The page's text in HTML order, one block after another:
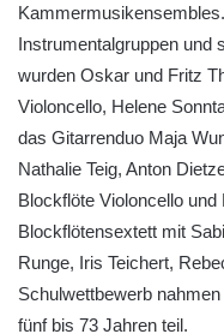
Instrumentalgruppen und
wurden Oskar und Fritz
Violoncello, Helene
das Gitarrenduo Maja
Nathalie Teig, Anton
Blockflöte Violoncello
Blockflötensextett mit
Runge, Iris Teichert,
Schulwettbewerb
fünf bis 73 Jahren teil.